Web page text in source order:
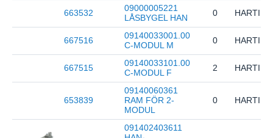
663532
09000005221
LÅSBYGEL HAN
0 HARTING
667516
09140033001.00
C-MODUL M
0 HARTING
667515
09140033101.00
C-MODUL F
2 HARTING
653839
09140060361
RAM FÖR 2-
MODUL
0 HARTING
091402403611